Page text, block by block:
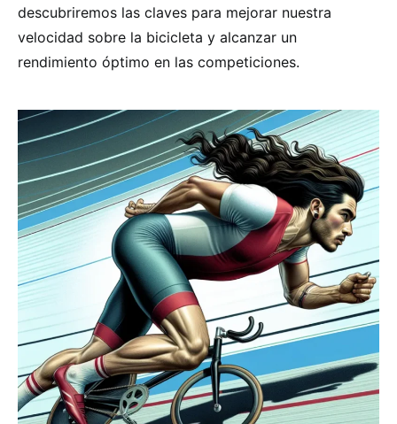
descubriremos las claves para mejorar nuestra
velocidad sobre la bicicleta y alcanzar un
rendimiento óptimo en las competiciones.